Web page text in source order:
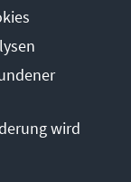
melden
wird